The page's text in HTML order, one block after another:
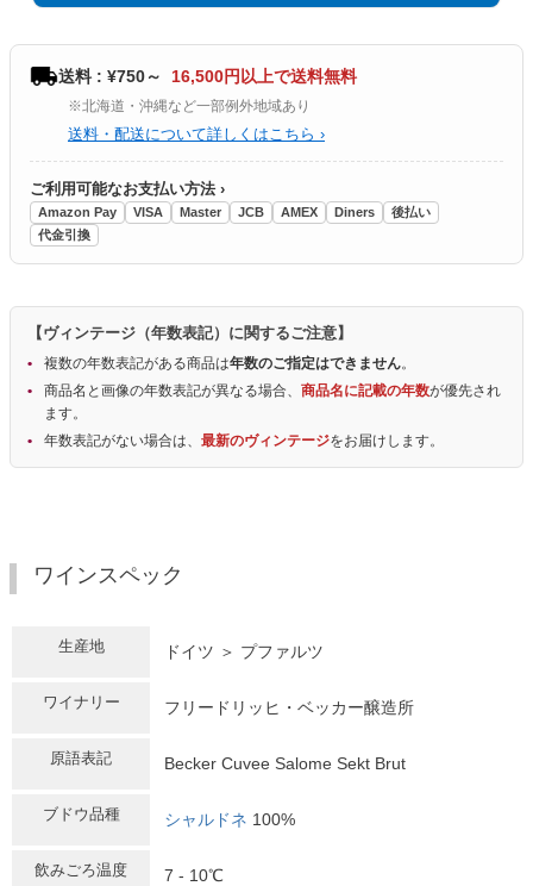
送料 : ¥750～ 16,500円以上で送料無料
※北海道・沖縄など一部例外地域あり
送料・配送について詳しくはこちら ›
ご利用可能なお支払い方法 ›
Amazon Pay VISA Master JCB AMEX Diners
後払い
代金引換
【ヴィンテージ（年数表記）に関するご注意】
複数の年数表記がある商品は年数のご指定はできません。
商品名と画像の年数表記が異なる場合、 商品名に記載の年数が優先され
ます。
年数表記がない場合は、 最新のヴィンテージをお届けします。
ワインスペック
生産地 ドイツ ＞ プファルツ
ワイナリー フリードリッヒ・ベッカー醸造所
原語表記 Becker Cuvee Salome Sekt Brut
ブドウ品種 シャルドネ 100%
飲みごろ温度 7 - 10℃